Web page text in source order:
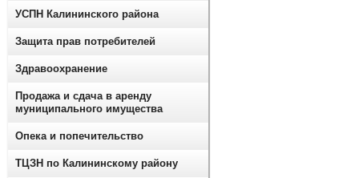
УСПН Калининского района
Защита прав потребителей
Здравоохранение
Продажа и сдача в аренду
муниципального имущества
Опека и попечительство
ТЦЗН по Калининскому району